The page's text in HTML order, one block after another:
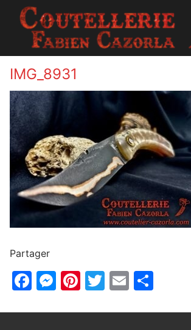
IMG_8931
Partager
Facebook
Messenger
Pinterest
Twitter
Email